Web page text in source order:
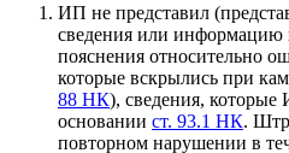
ИП не представил
сведения или
пояснения относительно
которые вскрылись при
88 НК), сведения,
основании ст. 93.1 НК.
повторном нарушении в